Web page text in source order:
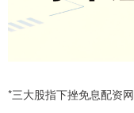
*三大股指下挫免息配资